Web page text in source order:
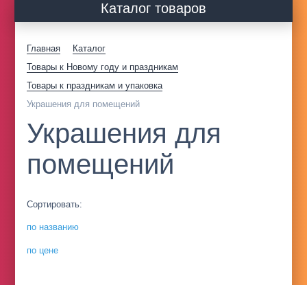
Каталог товаров
Главная
Каталог
Товары к Новому году и праздникам
Товары к праздникам и упаковка
Украшения для помещений
Украшения для
помещений
Сортировать:
по названию
по цене